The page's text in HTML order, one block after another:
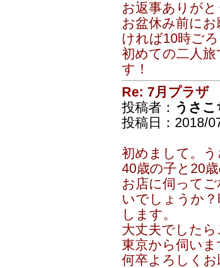
お返事ありが
お盆休み前に
ければ10時ご
初めての二人
す！
Re: 7月プラザ
投稿者： うさ
投稿日：2018/
初めまして。
40歳の子と20
お店に伺って
いでしょうか
します。
大丈夫でした
東京から伺いま
何卒よろしく